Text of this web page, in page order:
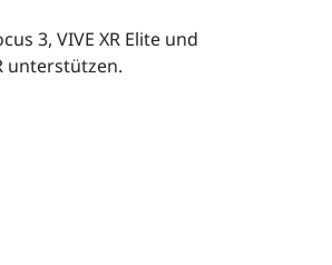
3, VIVE XR Elite und
unterstützen.